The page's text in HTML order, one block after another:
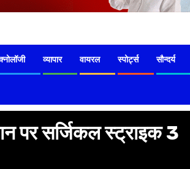
व्यापार वायरल स्पोर्ट्स सौन्दर्य
पर सर्जिकल स्ट्राइक 3